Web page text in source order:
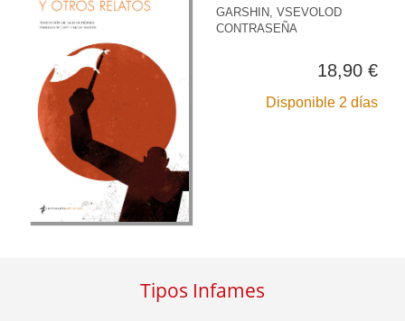
GARSHIN, VSEVOLOD
CONTRASEÑA
18,90 €
Disponible 2 días
Tipos Infames